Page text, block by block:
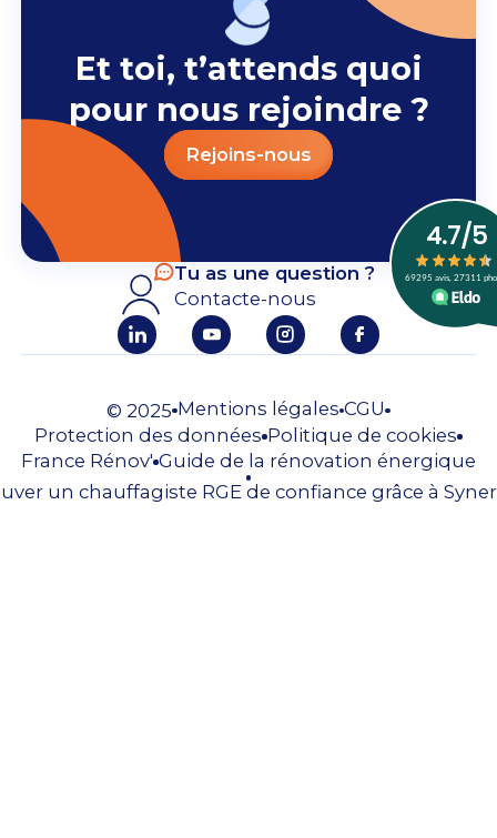
Et toi, t’attends quoi
pour nous rejoindre ?
Rejoins-nous
Tu as une question ?
Contacte-nous
© 2025 Mentions légales CGU
Protection des données Politique de cookies
France Rénov' Guide de la rénovation énergique
un chauffagiste RGE de confiance grâce à